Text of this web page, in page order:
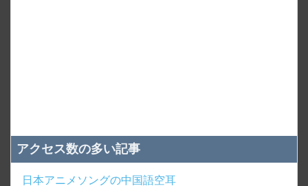
アクセス数の多い記事
日本アニメソングの中国語空耳